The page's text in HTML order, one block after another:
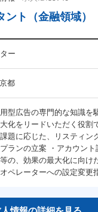
あり
がきれい
の職場
ジム有り
ト（金融領域）
ー
都
型広告の専門的な知識を
化をリードいただく役
題に応じた、リスティン
ランの立案 ・アカウン
の、効果の最大化に向
ペレーターへの設定変